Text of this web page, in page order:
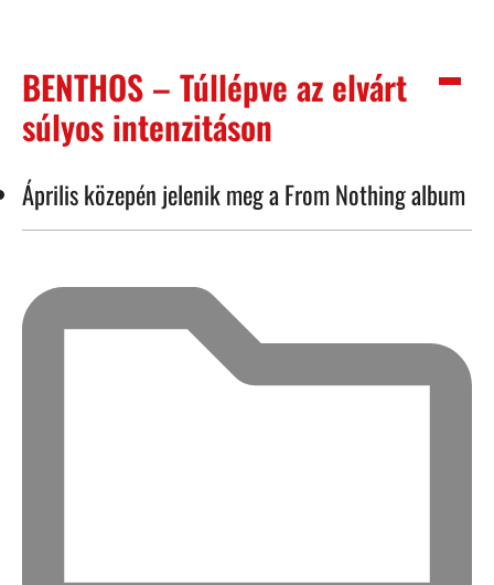
BENTHOS – Túllépve az elvárt
súlyos intenzitáson
Április közepén jelenik meg a From Nothing album